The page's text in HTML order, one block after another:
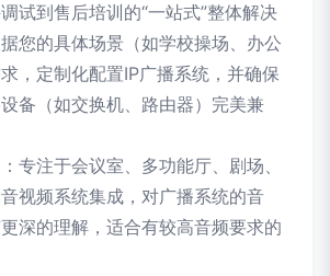
试到售后培训的“一站式”整体解决
您的具体场景（如学校操场、办公
，定制化配置IP广播系统，并确保
备（如交换机、路由器）完美兼
：专注于会议室、多功能厅、剧场、
视频系统集成，对广播系统的音
深的理解，适合有较高音频要求的